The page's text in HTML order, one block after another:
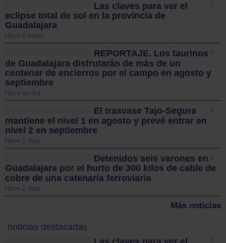
Las claves para ver el
eclipse total de sol en la provincia de
Guadalajara
Hace 6 horas
REPORTAJE. Los taurinos
de Guadalajara disfrutarán de más de un
centenar de encierros por el campo en agosto y
septiembre
Hace un día
El trasvase Tajo-Segura
mantiene el nivel 1 en agosto y prevé entrar en
nivel 2 en septiembre
Hace 2 días
Detenidos seis varones en
Guadalajara por el hurto de 300 kilos de cable de
cobre de una catenaria ferroviaria
Hace 2 días
Más noticias
noticias destacadas